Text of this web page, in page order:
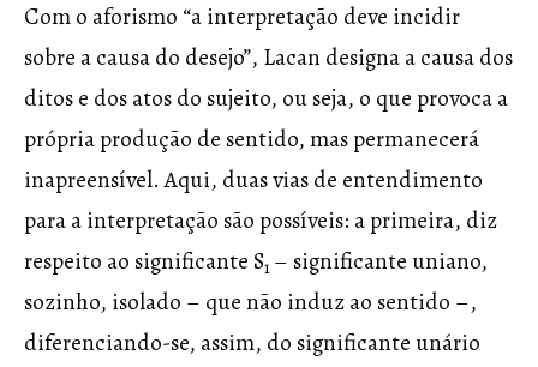
Com o aforismo “a interpretação deve incidir
sobre a causa do desejo”, Lacan designa a causa dos
ditos e dos atos do sujeito, ou seja, o que provoca a
própria produção de sentido, mas permanecerá
inapreensível. Aqui, duas vias de entendimento
para a interpretação são possíveis: a primeira, diz
respeito ao significante S1 – significante uniano,
sozinho, isolado – que não induz ao sentido –,
diferenciando-se, assim, do significante unário